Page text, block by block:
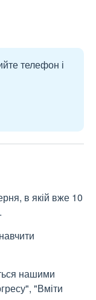
телефон і
в якій вже 10
нашими
"Вміти